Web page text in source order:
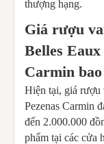
thượng hạng.
Giá rượu
Belles Eaux
Carmin
Hiện tại, giá rượu
Pezenas Carmin
đến 2.000.000
phẩm tại các cửa